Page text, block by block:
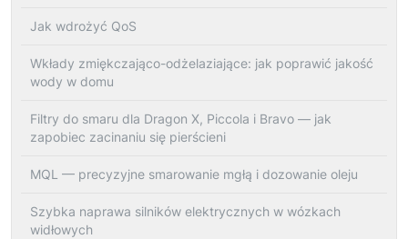
Jak wdrożyć QoS
Wkłady zmiękczająco-odżelaziające: jak poprawić jakość
wody w domu
Filtry do smaru dla Dragon X, Piccola i Bravo — jak
zapobiec zacinaniu się pierścieni
MQL — precyzyjne smarowanie mgłą i dozowanie oleju
Szybka naprawa silników elektrycznych w wózkach
widłowych